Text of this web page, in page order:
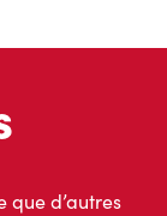
que d’autres